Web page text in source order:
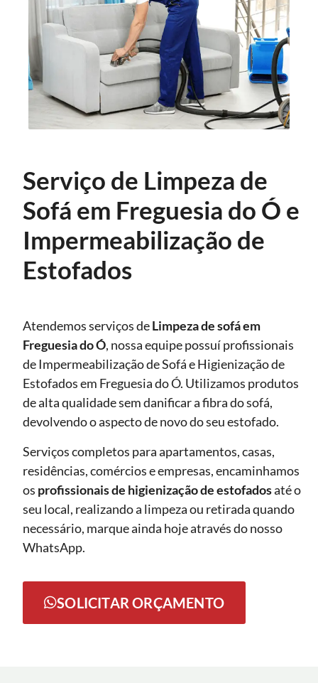
Serviço de Limpeza de
Sofá em Freguesia do Ó e
Impermeabilização de
Estofados
Atendemos serviços deLimpeza de sofáem
Freguesia do Ó, nossa equipe possuí profissionais
de Impermeabilização de Sofá e Higienização de
Estofados em Freguesia do Ó. Utilizamos produtos
de alta qualidade sem danificar a fibra do sofá,
devolvendo o aspecto de novo do seu estofado.
Serviços completos para apartamentos, casas,
residências, comércios e empresas, encaminhamos
os profissionais de higienização de estofadosaté o
seu local, realizando a limpeza ou retirada quando
necessário, marque ainda hoje através do nosso
WhatsApp.
SOLICITAR ORÇAMENTO